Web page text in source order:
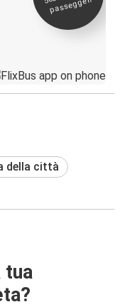
passeggeri
della città
tua